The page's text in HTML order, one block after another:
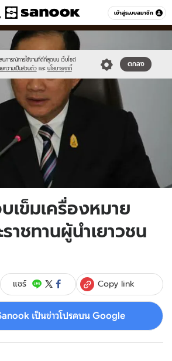
เข้าสู่ระบบสมาชิก
หมวดอื่นๆ
สบการณ์การใช้งานที่ดีที่สุดบน เว็บไซต์
ยความเป็นส่วนตัว และ นโยบายคุกกี้
ตกลง
logo-
1884362/653146-
เข็มเครื่องหมาย
าชทานผู้นำเยาวชน
แชร์ Copy link
เป็นข่าวโปรดบน Google